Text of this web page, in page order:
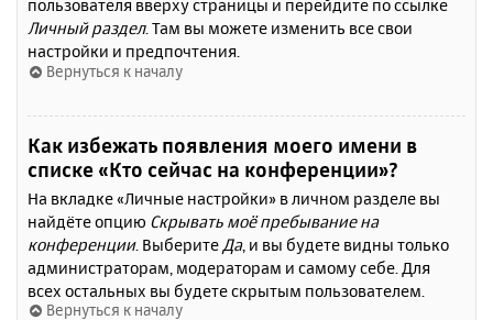
пользователя вверху страницы и перейдите по ссылке
Личный раздел. Там вы можете изменить все свои
настройки и предпочтения.
Вернуться к началу
Как избежать появления моего имени в
списке «Кто сейчас на конференции»?
На вкладке «Личные настройки» в личном разделе вы
найдёте опцию Скрывать моё пребывание на
конференции. Выберите Да, и вы будете видны только
администраторам, модераторам и самому себе. Для
всех остальных вы будете скрытым пользователем.
Вернуться к началу